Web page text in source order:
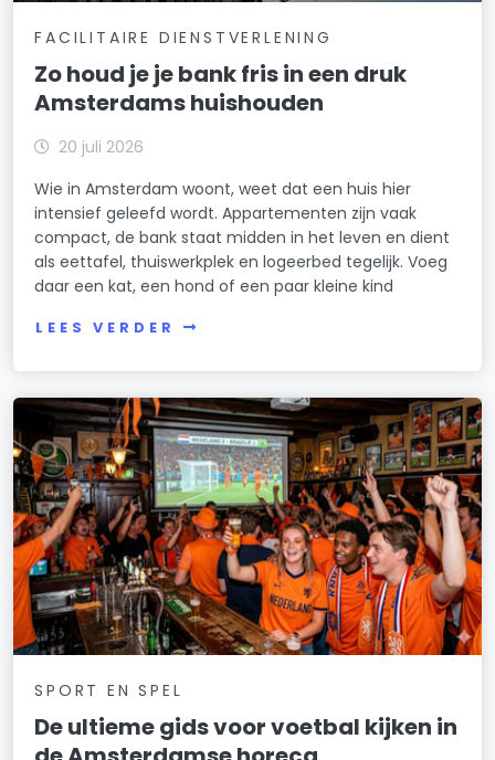
FACILITAIRE DIENSTVERLENING
Zo houd je je bank fris in een druk
Amsterdams huishouden
20 juli 2026
Wie in Amsterdam woont, weet dat een huis hier
intensief geleefd wordt. Appartementen zijn vaak
compact, de bank staat midden in het leven en dient
als eettafel, thuiswerkplek en logeerbed tegelijk. Voeg
daar een kat, een hond of een paar kleine kind
LEES VERDER
SPORT EN SPEL
De ultieme gids voor voetbal kijken in